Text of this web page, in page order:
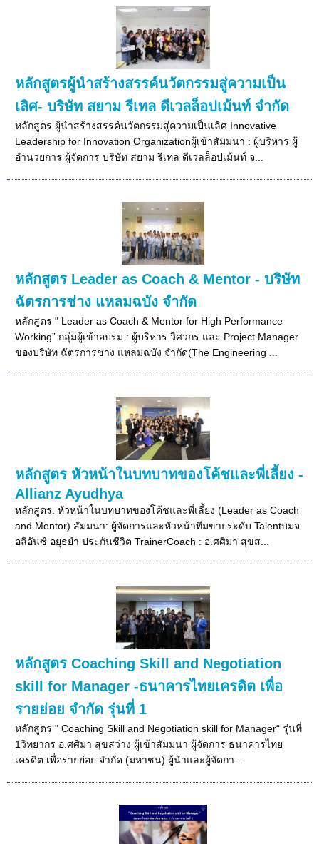
หลักสูตรผู้นำสร้างสรรค์นวัตกรรมสู่ความเป็น
เลิศ- บริษัท สยาม รีเทล ดีเวลล็อปเม้นท์ จำกัด
หลักสูตร ผู้นำสร้างสรรค์นวัตกรรมสู่ความเป็นเลิศ Innovative
Leadership for Innovation Organizationผู้เข้าสัมมนา : ผู้บริหาร ผู้
อำนวยการ ผู้จัดการ บริษัท สยาม รีเทล ดีเวลล็อปเม้นท์ จ...
หลักสูตร Leader as Coach & Mentor - บริษัท
ฉัตรการช่าง แหลมฉบัง จำกัด
หลักสูตร " Leader as Coach & Mentor for High Performance
Working” กลุ่มผู้เข้าอบรม : ผู้บริหาร วิศวกร และ Project Manager
ของบริษัท ฉัตรการช่าง แหลมฉบัง จำกัด(The Engineering ...
หลักสูตร หัวหน้าในบทบาทของโค้ชและพี่เลี้ยง -
Allianz Ayudhya
หลักสูตร: หัวหน้าในบทบาทของโค้ชและพี่เลี้ยง (Leader as Coach
and Mentor) สัมมนา: ผู้จัดการและหัวหน้าทีมขายระดับ Talentบมจ.
อลิอันซ์ อยุธยำ ประกันชีวิต TrainerCoach : อ.ศศิมา สุขส...
หลักสูตร Coaching Skill and Negotiation
skill for Manager -ธนาคารไทยเครดิต เพื่อ
รายย่อย จำกัด รุ่นที่ 1
หลักสูตร " Coaching Skill and Negotiation skill for Manager“ รุ่นที่
1วิทยากร อ.ศศิมา สุขสว่าง ผู้เข้าสัมมนา ผู้จัดการ ธนาคารไทย
เครดิต เพื่อรายย่อย จำกัด (มหาชน) ผู้นำและผู้จัดกา...